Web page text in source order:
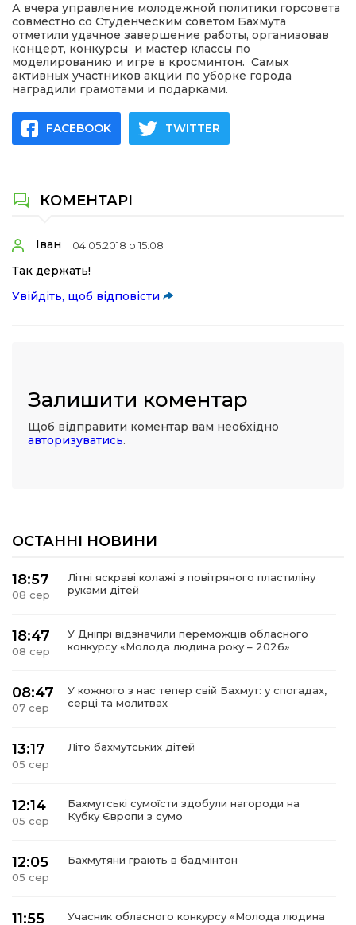
А вчера управление молодежной политики горсовета
совместно со Студенческим советом Бахмута
отметили удачное завершение работы, организовав
концерт, конкурсы и мастер классы по
моделированию и игре в кросминтон. Самых
активных участников акции по уборке города
наградили грамотами и подарками.
FACEBOOK TWITTER
КОМЕНТАРІ
Іван 04.05.2018 о 15:08
Так держать!
Увійдіть, щоб відповісти
Залишити коментар
Щоб відправити коментар вам необхідно
авторизуватись.
ОСТАННІ НОВИНИ
18:57
08 сер
Літні яскраві колажі з повітряного пластиліну
руками дітей
18:47
08 сер
У Дніпрі відзначили переможців обласного
конкурсу «Молода людина року – 2026»
08:47
07 сер
У кожного з нас тепер свій Бахмут: у спогадах,
серці та молитвах
13:17
05 сер
Літо бахмутських дітей
12:14
05 сер
Бахмутські сумоїсти здобули нагороди на
Кубку Європи з сумо
12:05
05 сер
Бахмутяни грають в бадмінтон
11:55
Учасник обласного конкурсу «Молода людина